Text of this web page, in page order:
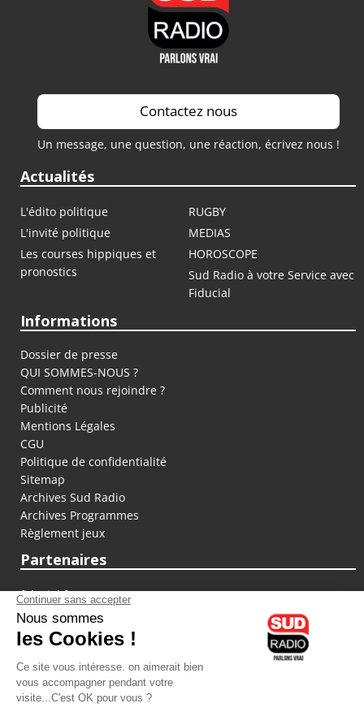
Contactez nous
Un message, une question, une réaction, écrivez nous !
Actualités
L'édito politique
RUGBY
L'invité politique
MEDIAS
Les courses hippiques et
pronostics
HOROSCOPE
Sud Radio à votre Service avec
Fiducial
Informations
Dossier de presse
QUI SOMMES-NOUS ?
Comment nous rejoindre ?
Publicité
Mentions Légales
CGU
Politique de confidentialité
Sitemap
Archives Sud Radio
Archives Programmes
Règlement jeux
Partenaires
fiducial.fr
lyoncapitale.fr
olympique-et-lyonnais.com
L'application Iphone / Android
Téléchargez l'application